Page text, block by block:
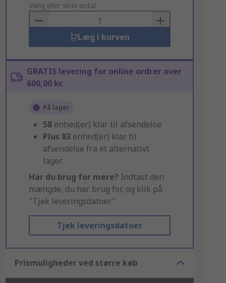
to
Basket
Vælg eller skriv antal
Læg i kurven
GRATIS levering for online ordrer over
600,00 kr.
På lager
58 enhed(er) klar til afsendelse
Plus 83 enhed(er) klar til
afsendelse fra et alternativt
lager
Har du brug for mere? Indtast den
mængde, du har brug for, og klik på
"Tjek leveringsdatoer"
Tjek leveringsdatoer
Prismuligheder ved større køb